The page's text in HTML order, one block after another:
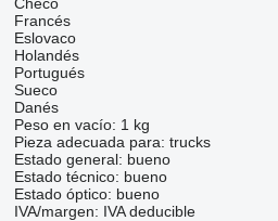
Francés
Eslovaco
Holandés
Portugués
Sueco
Danés
Peso en vacío: 1 kg
Pieza adecuada para: trucks
Estado general: bueno
Estado técnico: bueno
Estado óptico: bueno
IVA/margen: IVA deducible